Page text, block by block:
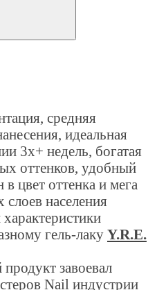
средняя
идеальная
3х+ недель, богатая
оттенков, удобный
цвет оттенка и мега
слоев населения
гель-лаку Y.R.E.
завоевал
Nail индустрии